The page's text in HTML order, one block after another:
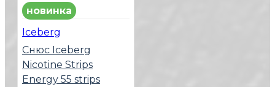
новинка
Iceberg
Снюс Iceberg
Nicotine Strips
Energy 55 strips